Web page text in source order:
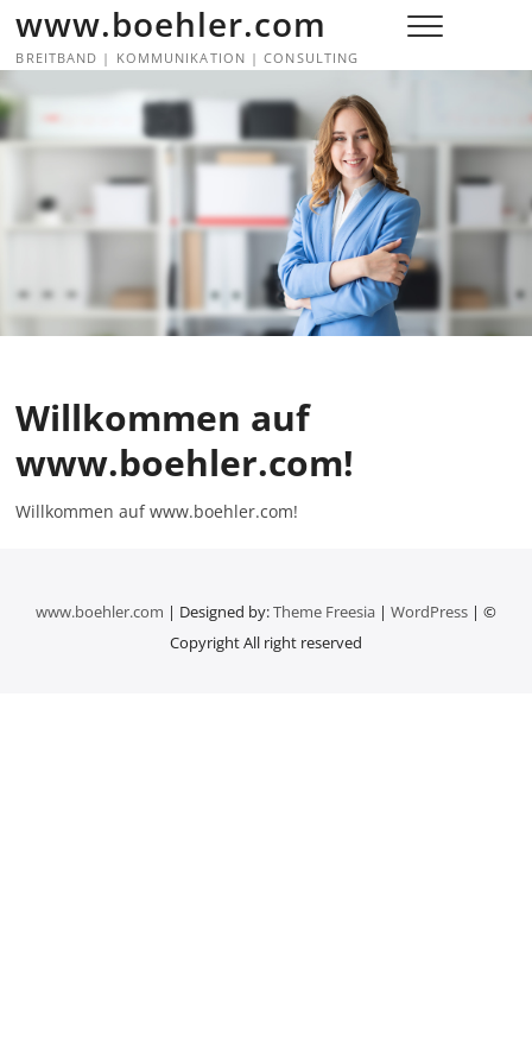
content
www.boehler.com
BREITBAND | KOMMUNIKATION | CONSULTING
Willkommen auf
www.boehler.com!
Willkommen auf www.boehler.com!
www.boehler.com | Designed by:Theme Freesia| WordPress| ©
Copyright All right reserved